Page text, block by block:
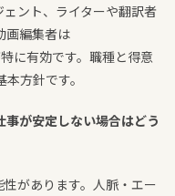
ント、ライターや翻訳者
画編集者は
に有効です。職種と得意
方針です。
が安定しない場合はどう
があります。人脈・エー